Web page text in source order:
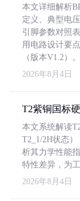
本文详细解析
定义、典型电
引脚参数对照
用电路设计要
（版本V1.2）。
2026年8月4日
T2紫铜国标
本文系统解读
T2_1/2H状态
析其力学性能
特性差异，为
2026年8月4日